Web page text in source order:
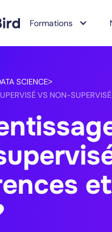
Formations
SCIENCE>
VS NON-